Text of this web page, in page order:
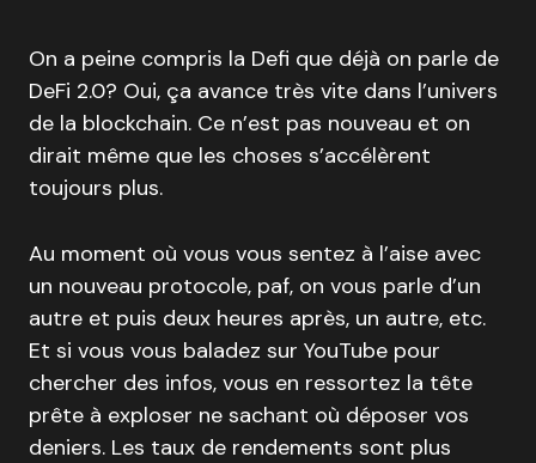
On a peine compris la Defi que déjà on parle de
DeFi 2.0? Oui, ça avance très vite dans l’univers
de la blockchain. Ce n’est pas nouveau et on
dirait même que les choses s’accélèrent
toujours plus.
Au moment où vous vous sentez à l’aise avec
un nouveau protocole, paf, on vous parle d’un
autre et puis deux heures après, un autre, etc.
Et si vous vous baladez sur YouTube pour
chercher des infos, vous en ressortez la tête
prête à exploser ne sachant où déposer vos
deniers. Les taux de rendements sont plus